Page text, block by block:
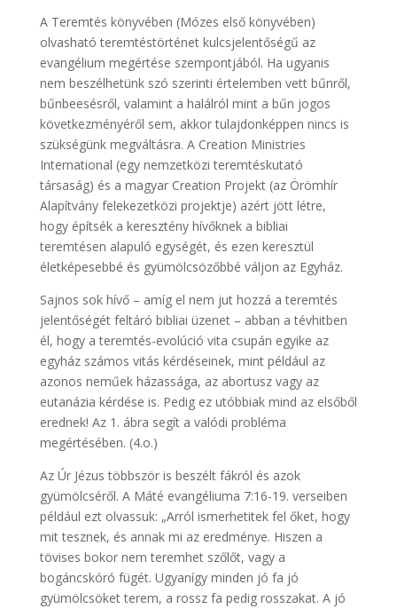
A Teremtés könyvében (Mózes első könyvében)
olvasható teremtéstörténet kulcsjelentőségű az
evangélium megértése szempontjából. Ha ugyanis
nem beszélhetünk szó szerinti értelemben vett bűnről,
bűnbeesésről, valamint a halálról mint a bűn jogos
következményéről sem, akkor tulajdonképpen nincs is
szükségünk megváltásra. A Creation Ministries
International (egy nemzetközi teremtéskutató
társaság) és a magyar Creation Projekt (az Örömhír
Alapítvány felekezetközi projektje) azért jött létre,
hogy építsék a keresztény hívőknek a bibliai
teremtésen alapuló egységét, és ezen keresztül
életképesebbé és gyümölcsözőbbé váljon az Egyház.
Sajnos sok hívő – amíg el nem jut hozzá a teremtés
jelentőségét feltáró bibliai üzenet – abban a tévhitben
él, hogy a teremtés-evolúció vita csupán egyike az
egyház számos vitás kérdéseinek, mint például az
azonos neműek házassága, az abortusz vagy az
eutanázia kérdése is. Pedig ez utóbbiak mind az elsőből
erednek! Az 1. ábra segít a valódi probléma
megértésében. (4.o.)
Az Úr Jézus többször is beszélt fákról és azok
gyümölcséről. A Máté evangéliuma 7:16-19. verseiben
például ezt olvassuk: „Arról ismerhetitek fel őket, hogy
mit tesznek, és annak mi az eredménye. Hiszen a
tövises bokor nem teremhet szőlőt, vagy a
bogáncskóró fügét. Ugyanígy minden jó fa jó
gyümölcsöket terem, a rossz fa pedig rosszakat. A jó